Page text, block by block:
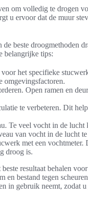
om volledig te drogen
u ervoor dat de muur
beste droogmethoden
belangrijke tips:
het specifieke
omgevingsfactoren.
Open ramen en
te verbeteren. Dit
Te veel vocht in de lucht
van vocht in de lucht
met een
droog is.
resultaat behalen
en bestand tegen
in gebruik neemt, zodat